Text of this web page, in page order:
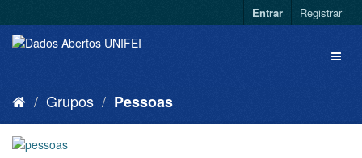
Entrar Registrar
Grupos Pessoas